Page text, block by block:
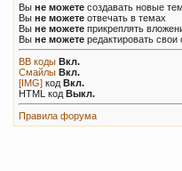
Вы не можете создавать новые
Вы не можете отвечать в темах
Вы не можете прикреплять
Вы не можете редактировать
BB коды Вкл.
Смайлы Вкл.
[IMG] код Вкл.
HTML код Выкл.
Правила форума